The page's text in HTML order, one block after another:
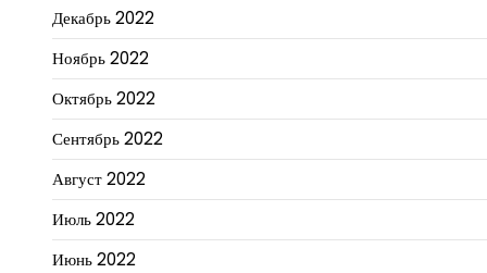
Декабрь 2022
Ноябрь 2022
Октябрь 2022
Сентябрь 2022
Август 2022
Июль 2022
Июнь 2022